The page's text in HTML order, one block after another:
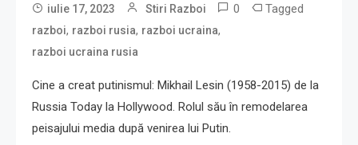
iulie 17, 2023 Stiri Razboi 0 Tagged
razboi, razboi rusia, razboi ucraina,
razboi ucraina rusia
Cine a creat putinismul: Mikhail Lesin (1958-2015) de la
Russia Today la Hollywood. Rolul său în remodelarea
peisajului media după venirea lui Putin.